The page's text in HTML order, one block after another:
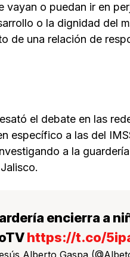
vayan o puedan ir en
o la dignidad del
de una relación de
el debate en las
específico a las del
a la
encierra a
https://t.co/